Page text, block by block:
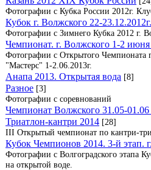
Фотографии с Кубка России 2012г.
Кубок г. Волжского 22-23.12.2012г.
Фотографии с Зимнего Кубка 2012 г.
Чемпионат. г. Волжского 1-2 июня
Фотографии с Открытого Чемпионата
"Мастерс" 1-2.06.2013г.
Анапа 2013. Открытая вода [8]
Разное [3]
Фотографии с соревнований
Чемпионат Волжского 31.05-01.06
Триатлон-кантри 2014 [28]
III Открытый чемпионат по кантри-
Кубок Чемпионов 2014. 3-й этап.
Фотографии с Волгоградского этапа
на открытой воде.